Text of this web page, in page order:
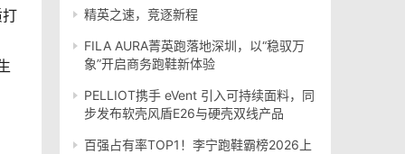
精英之速，竞逐新程
FILA AURA菁英跑落地深圳，以“稳驭万
象”开启商务跑鞋新体验
PELLIOT携手 eVent 引入可持续面料，同
步发布软壳风盾E26与硬壳双线产品
百强占有率TOP1！李宁跑鞋霸榜2026上